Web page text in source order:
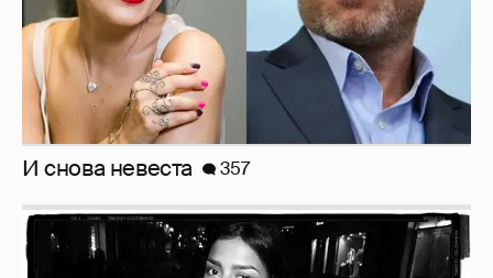
Рублёвские дочки 187